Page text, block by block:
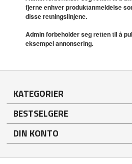
fjerne enhver produktanmeldelse
disse retningslinjene.
Admin forbeholder seg retten til å
eksempel annonsering.
KATEGORIER
BESTSELGERE
DIN KONTO